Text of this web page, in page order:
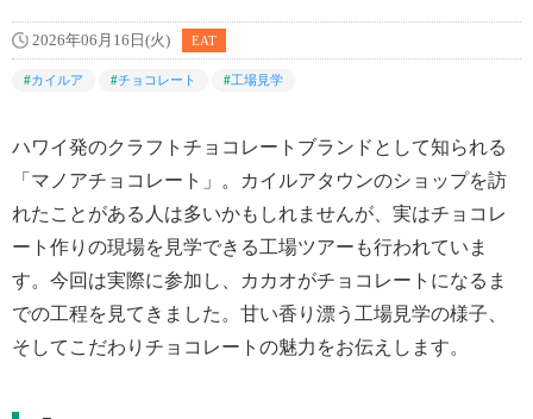
2026年06月16日(火) EAT
#カイルア #チョコレート #工場見学
ハワイ発のクラフトチョコレートブランドとして知られる
「マノアチョコレート」。カイルアタウンのショップを訪
れたことがある人は多いかもしれませんが、実はチョコレ
ート作りの現場を見学できる工場ツアーも行われていま
す。今回は実際に参加し、カカオがチョコレートになるま
での工程を見てきました。甘い香り漂う工場見学の様子、
そしてこだわりチョコレートの魅力をお伝えします。